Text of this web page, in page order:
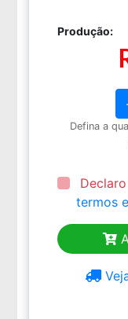
Defina a
termos
Produção: